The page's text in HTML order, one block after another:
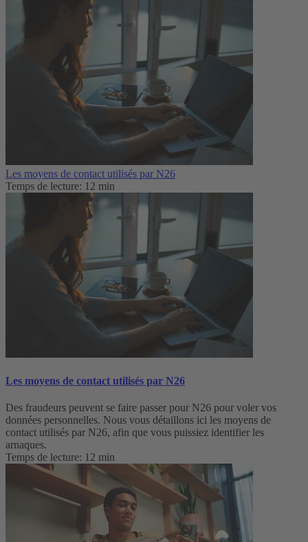
Les moyens de contact utilisés par N26
Temps de lecture: 12 min
Les moyens de contact utilisés par N26
Des fraudeurs peuvent se faire passer pour N26 pour voler vos
données personnelles. Nous vous détaillons ici les moyens de
contact utilisés par N26, afin que vous puissiez identifier les
arnaques.
Temps de lecture: 12 min